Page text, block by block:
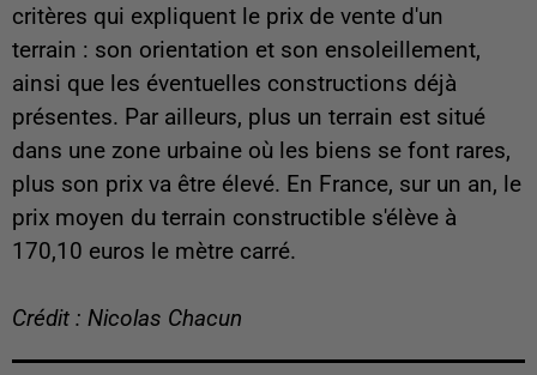
critères qui expliquent le prix de vente d'un
terrain : son orientation et son ensoleillement,
ainsi que les éventuelles constructions déjà
présentes. Par ailleurs, plus un terrain est situé
dans une zone urbaine où les biens se font rares,
plus son prix va être élevé. En France, sur un an, le
prix moyen du terrain constructible s'élève à
170,10 euros le mètre carré.
Crédit : Nicolas Chacun